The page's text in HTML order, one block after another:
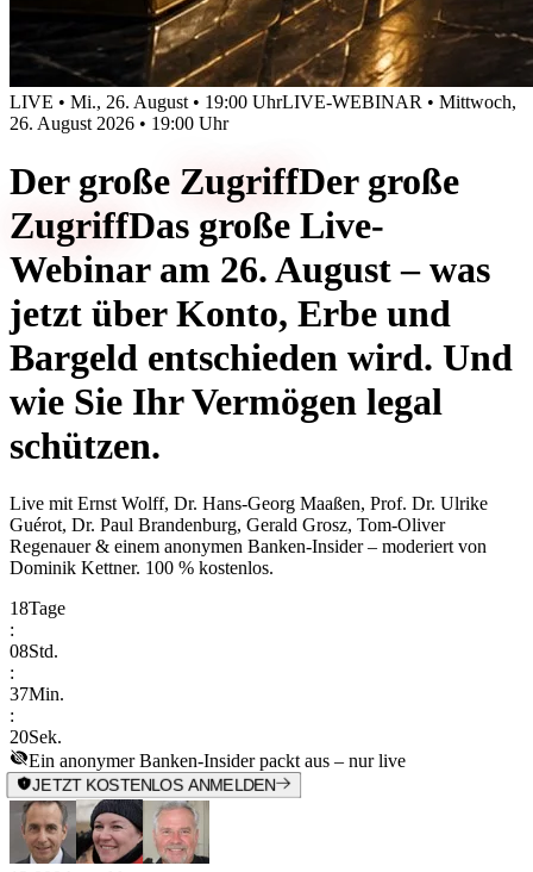
LIVE • Mi., 26. August • 19:00 UhrLIVE-WEBINAR • Mittwoch,
26. August 2026 • 19:00 Uhr
Der große ZugriffDer große
ZugriffDas große Live-
Webinar am 26. August – was
jetzt über Konto, Erbe und
Bargeld entschieden wird. Und
wie Sie Ihr Vermögen legal
schützen.
Live mitErnst Wolff, Dr. Hans-Georg Maaßen, Prof. Dr. Ulrike
Guérot, Dr. Paul Brandenburg, Gerald Grosz, Tom-Oliver
Regenauer & einem anonymen Banken-Insider– moderiert von
Dominik Kettner. 100 % kostenlos.
18Tage
:
08Std.
:
37Min.
:
20Sek.
Ein anonymer Banken-Insider packt aus – nur live
JETZT KOSTENLOS ANMELDEN